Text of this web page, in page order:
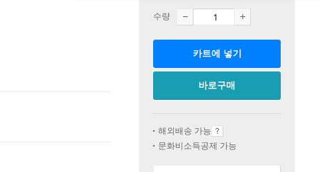
수량
카트에 넣기
바로구매
해외배송 가능
문화비소득공제 가능